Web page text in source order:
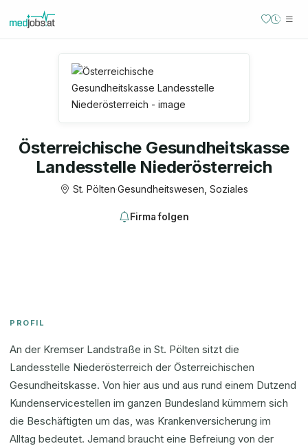
Österreichische Gesundheitskasse
Landesstelle Niederösterreich
St. Pölten·Gesundheitswesen, Soziales
Firma folgen
PROFIL
An der Kremser Landstraße in St. Pölten sitzt die
Landesstelle Niederösterreich der Österreichischen
Gesundheitskasse. Von hier aus und aus rund einem Dutzend
Kundenservicestellen im ganzen Bundesland kümmern sich
die Beschäftigten um das, was Krankenversicherung im
Alltag bedeutet. Jemand braucht eine Befreiung von der